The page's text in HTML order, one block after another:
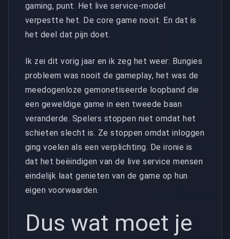
gaming, punt. Het live service-model
verpestte het. De core game nooit. En dat is
het deel dat pijn doet.
Ik zei dit vorig jaar en ik zeg het weer: Bungies
probleem was nooit de gameplay, het was de
meedogenloze gemonetiseerde loopband die
een geweldige game in een tweede baan
veranderde. Spelers stoppen niet omdat het
schieten slecht is. Ze stoppen omdat inloggen
ging voelen als een verplichting. De ironie is
dat het beëindigen van de live service mensen
eindelijk laat genieten van de game op hun
eigen voorwaarden.
Dus wat moet je